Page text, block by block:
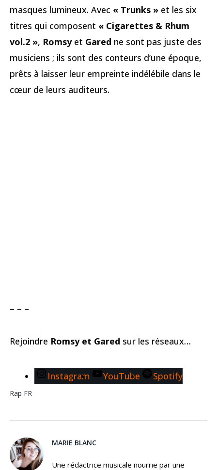
masques lumineux. Avec « Trunks » et les six
titres qui composent « Cigarettes & Rhum
vol.2 », Romsy et Gared ne sont pas juste des
musiciens ; ils sont des conteurs d’une époque,
prêts à laisser leur empreinte indélébile dans le
cœur de leurs auditeurs.
– – –
Rejoindre Romsy et Gared sur les réseaux…
Instagram YouTube Spotify
Rap FR
MARIE BLANC
Une rédactrice musicale nourrie par une